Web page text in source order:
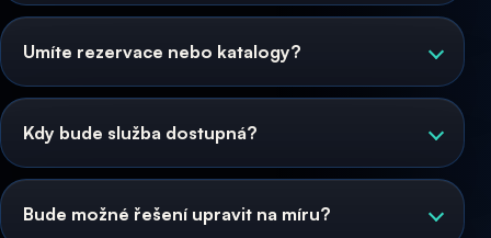
Umíte rezervace nebo katalogy?
Kdy bude služba dostupná?
Bude možné řešení upravit na míru?